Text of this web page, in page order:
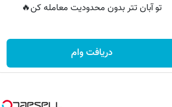
تو آبان تتر بدون محدودیت معامله کن🔥
دریافت وام